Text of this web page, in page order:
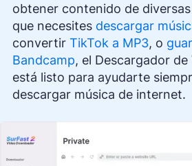
obtener contenido de
que necesites descargar
convertir TikTok a MP3, o
Bandcamp, el Descargador de
está listo para ayudarte
descargar música de internet.